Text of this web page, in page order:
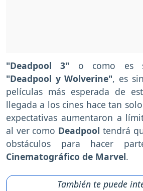
"Deadpool 3" o como es
"Deadpool y Wolverine", es
películas más esperada de
llegada a los cines hace tan
expectativas aumentaron a
al ver como Deadpool tendrá
obstáculos para hacer
Cinematográfico de Marvel.
También te puede